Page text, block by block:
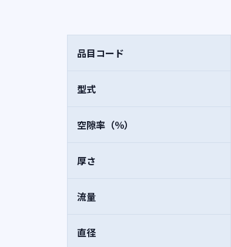
品目コード
型式
空隙率（％）
厚さ
流量
直径